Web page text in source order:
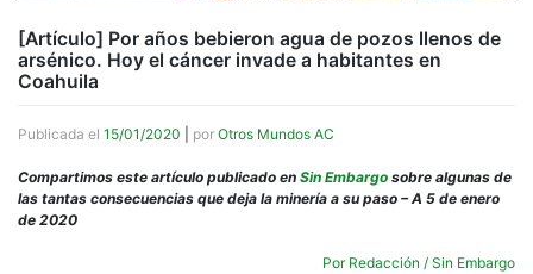
[Artículo] Por años bebieron agua de pozos llenos de
arsénico. Hoy el cáncer invade a habitantes en
Coahuila
Publicada el 15/01/2020 por Otros Mundos AC
Compartimos este artículo publicado en Sin Embargo sobre algunas de
las tantas consecuencias que deja la minería a su paso – A 5 de enero
de 2020
Por Redacción / Sin Embargo